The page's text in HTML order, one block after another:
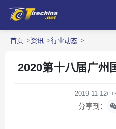
首页 资讯 行业动态
2020第十八届广州
2019-11-12中
分享到：